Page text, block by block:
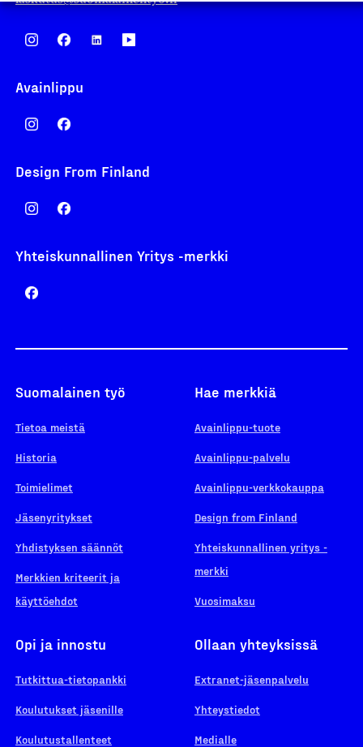
Avainlippu
Design From Finland
Yhteiskunnallinen Yritys -merkki
Suomalainen työ
Tietoa meistä
Historia
Toimielimet
Jäsenyritykset
Yhdistyksen säännöt
Merkkien kriteerit ja
käyttöehdot
Hae merkkiä
Avainlippu-tuote
Avainlippu-palvelu
Avainlippu-verkkokauppa
Design from Finland
Yhteiskunnallinen yritys -
merkki
Vuosimaksu
Opi ja innostu
Tutkittua-tietopankki
Koulutukset jäsenille
Koulutustallenteet
Ollaan yhteyksissä
Extranet-jäsenpalvelu
Yhteystiedot
Medialle